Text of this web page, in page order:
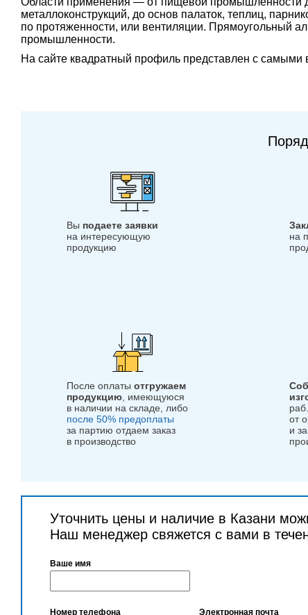
металлоконструкций, до основ палаток, теплиц,
по протяженности, или вентиляции. Прямоугольный
промышленности.
На сайте квадратный профиль представлен с
Вы подаете заявки
на интересующую
продукцию
на
После оплаты отгружаем
продукцию, имеющуюся
в наличии на складе, либо
после 50% предоплаты
за партию отдаем заказ
в производство
от
и
Уточнить цены и наличие в Казани
Наш менеджер свяжется с вами в
Ваше имя
Номер телефона Электронная почта